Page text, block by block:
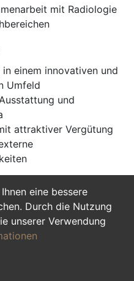
eine bessere
Durch die Nutzung
unserer Verwendung
mit Radiologie
einem innovativen und
Umfeld
und
attraktiver Vergütung